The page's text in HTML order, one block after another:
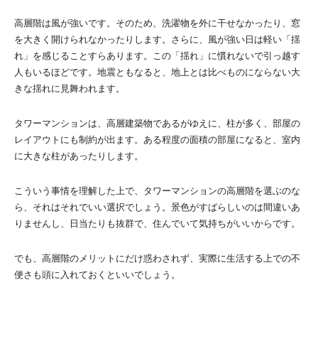
高層階は風が強いです。そのため、洗濯物を外に干せなかったり、窓
を大きく開けられなかったりします。さらに、風が強い日は軽い「揺
れ」を感じることすらあります。この「揺れ」に慣れないで引っ越す
人もいるほどです。地震ともなると、地上とは比べものにならない大
きな揺れに見舞われます。
タワーマンションは、高層建築物であるがゆえに、柱が多く、部屋の
レイアウトにも制約が出ます。ある程度の面積の部屋になると、室内
に大きな柱があったりします。
こういう事情を理解した上で、タワーマンションの高層階を選ぶのな
ら、それはそれでいい選択でしょう。景色がすばらしいのは間違いあ
りませんし、日当たりも抜群で、住んでいて気持ちがいいからです。
でも、高層階のメリットにだけ惑わされず、実際に生活する上での不
便さも頭に入れておくといいでしょう。